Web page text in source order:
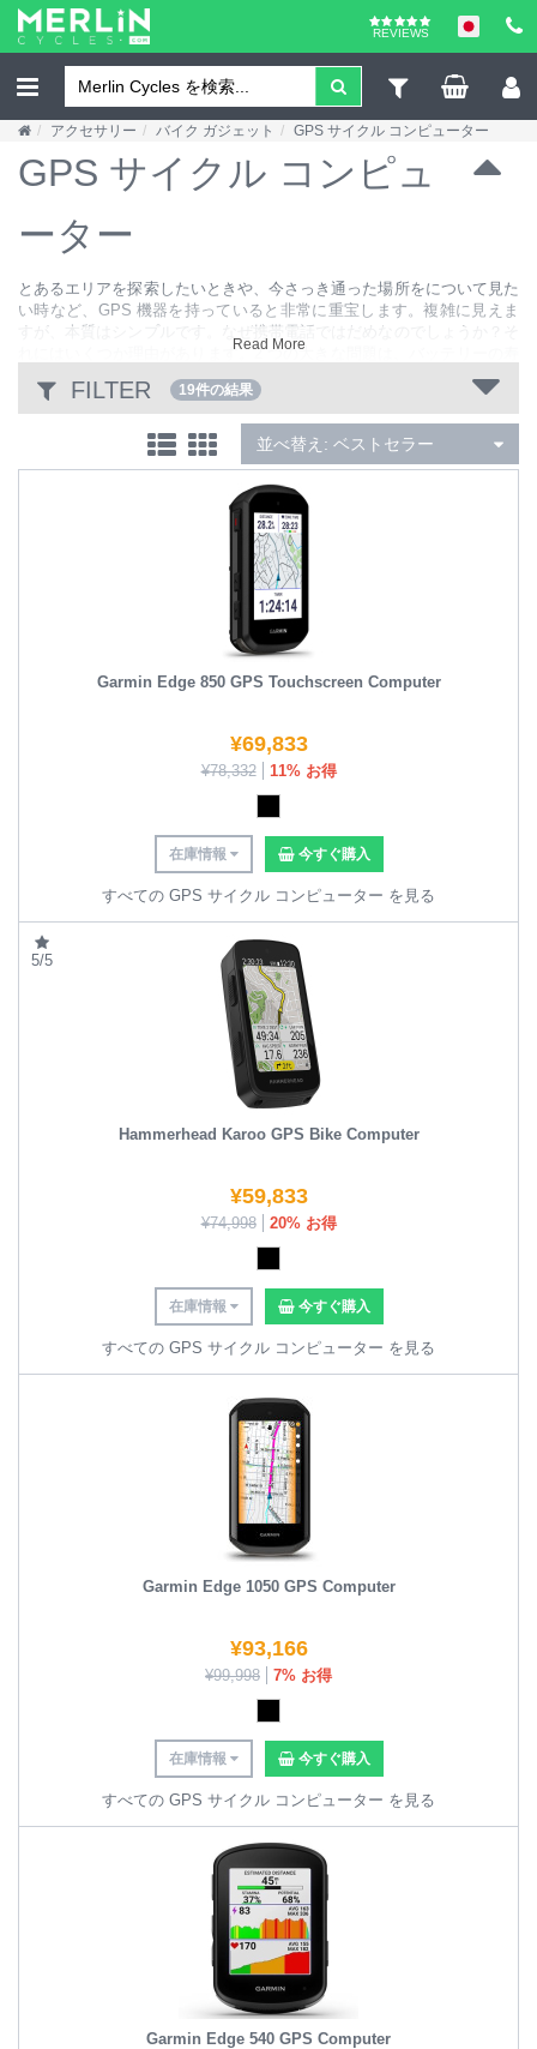
REVIEWS
アクセサリー バイク ガジェット GPS サイクル コンピューター
GPS サイクル コンピュ
ーター
とあるエリアを探索したいときや、今さっき通った場所をについて見た
い時など、GPS 機器を持っていると非常に重宝します。複雑に見えま
すが、本質はシンプルです。なぜ携帯電話ではだめなのでしょうか？そ
れにはいくつか理由があります。2 つの大きな問題は、バッテリーの寿
命、信号の正確さです。携帯電話の GPS を使用する際、どちらもあま
りよくありません。GPS 用に作られたコンピューターであればハンド
ルバー用の取付け器具もついてきます。取り付けておけばライド中に何
がどうなっているか確認することができます。また、耐候性がありま
す。GPS 機器は 2 種類あります。レコーダーとナビゲーションです。
Read More
FILTER 19件の結果
並べ替え: ベストセラー
Garmin Edge 850 GPS Touchscreen Computer
¥69,833
¥78,332 11% お得
在庫情報 今すぐ購入
すべての GPS サイクル コンピューター を見る
5/5
Hammerhead Karoo GPS Bike Computer
¥59,833
¥74,998 20% お得
在庫情報 今すぐ購入
すべての GPS サイクル コンピューター を見る
Garmin Edge 1050 GPS Computer
¥93,166
¥99,998 7% お得
在庫情報 今すぐ購入
すべての GPS サイクル コンピューター を見る
Garmin Edge 540 GPS Computer